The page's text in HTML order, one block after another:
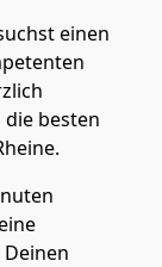
einen
besten